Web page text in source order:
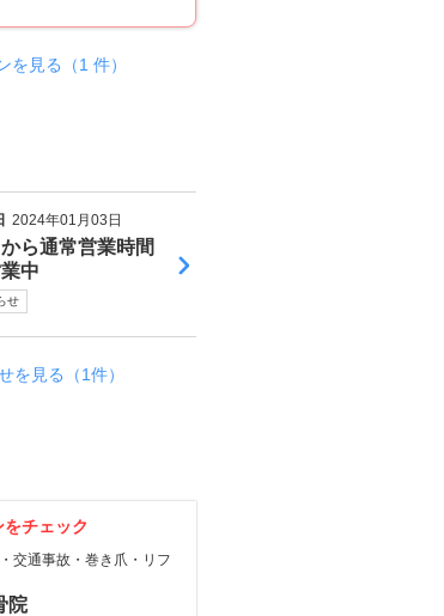
を見る（1 件）
2024年01月03日
ら通常営業時間
中
せ
を見る（1件）
チェック
交通事故・巻き爪・リフ
院